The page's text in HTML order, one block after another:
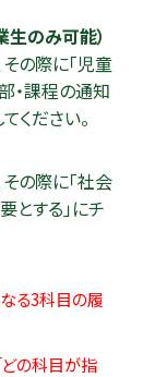
生のみ可能）
その際に「児童
・課程の通知
ください。
その際に「社会
する」にチ
る3科目の履
どの科目が指